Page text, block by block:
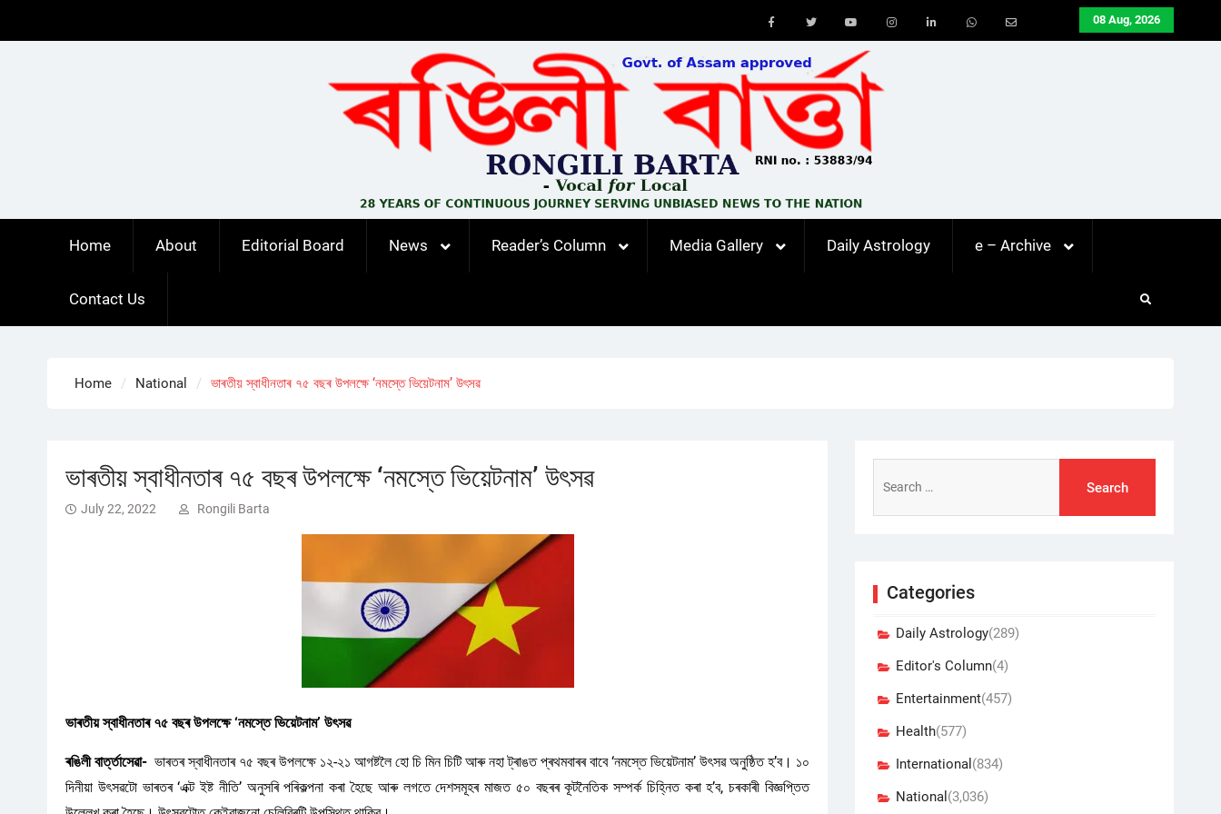
08 Aug, 2026
Youtube
Home About Editorial Board News Reader’s Column Media Gallery Daily Astrology e – Archive
Contact Us
Home National ভাৰতীয় স্বাধীনতাৰ ৭৫ বছৰ উপলক্ষে ‘নমস্তে ভিয়েটনাম’ উৎসৱ
ভাৰতীয় স্বাধীনতাৰ ৭৫ বছৰ উপলক্ষে ‘নমস্তে ভিয়েটনাম’ উৎসৱ
July 22, 2022 Rongili Barta
ভাৰতীয় স্বাধীনতাৰ ৭৫ বছৰ উপলক্ষে ‘নমস্তে ভিয়েটনাম’ উৎসৱ
ৰঙিলী বাৰ্ত্তাসেৱা- ভাৰতৰ স্বাধীনতাৰ ৭৫ বছৰ উপলক্ষে ১২-২১ আগষ্টলৈ হো চি মিন চিটি আৰু নহা ট্ৰাঙত প্ৰথমবাৰৰ বাবে ‘নমস্তে ভিয়েটনাম’ উৎসৱ অনুষ্ঠিত হ’ব। ১০
দিনীয়া উৎসৱটো ভাৰতৰ ‘এক্ট ইষ্ট নীতি’ অনুসৰি পৰিকল্পনা কৰা হৈছে আৰু লগতে দেশসমূহৰ মাজত ৫০ বছৰৰ কূটনৈতিক সম্পৰ্ক চিহ্নিত কৰা হ’ব, চৰকাৰী বিজ্ঞপ্তিত
for:
Categories
Daily Astrology(289)
Editor's Column(4)
Entertainment(457)
Health(577)
International (834)
National (3,036)